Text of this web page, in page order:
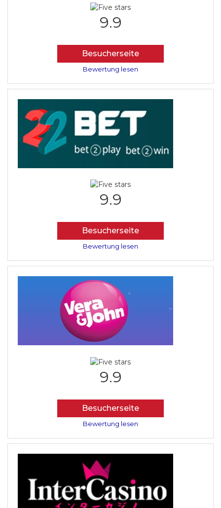
9.9
Besucherseite
Bewertung lesen
9.9
Besucherseite
Bewertung lesen
9.9
Besucherseite
Bewertung lesen